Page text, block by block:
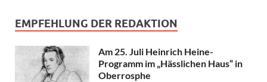
EMPFEHLUNG DER REDAKTION
Am 25. Juli Heinrich Heine-
Programm im „Hässlichen Haus“ in
Oberrosphe